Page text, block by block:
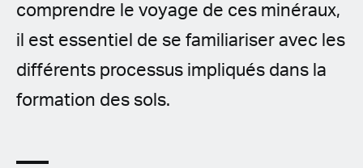
comprendre le voyage de ces minéraux,
il est essentiel de se familiariser avec les
différents processus impliqués dans la
formation des sols.